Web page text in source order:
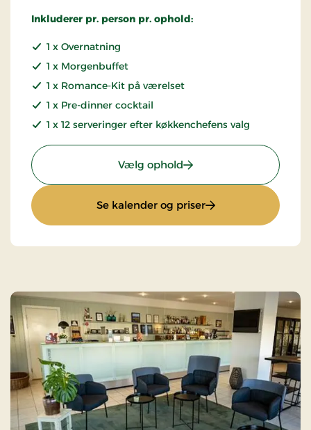
Inkluderer pr. person pr. ophold:
1 x Overnatning
1 x Morgenbuffet
1 x Romance-Kit på værelset
1 x Pre-dinner cocktail
1 x 12 serveringer efter køkkenchefens valg
Vælg ophold: Luksus weekendophold
Se kalender og priser: Luksus